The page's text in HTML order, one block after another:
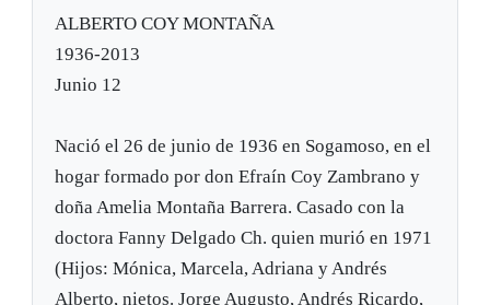
ALBERTO COY MONTAÑA
1936-2013
Junio 12
Nació el 26 de junio de 1936 en Sogamoso, en el
hogar formado por don Efraín Coy Zambrano y
doña Amelia Montaña Barrera. Casado con la
doctora Fanny Delgado Ch. quien murió en 1971
(Hijos: Mónica, Marcela, Adriana y Andrés
Alberto, nietos. Jorge Augusto, Andrés Ricardo,